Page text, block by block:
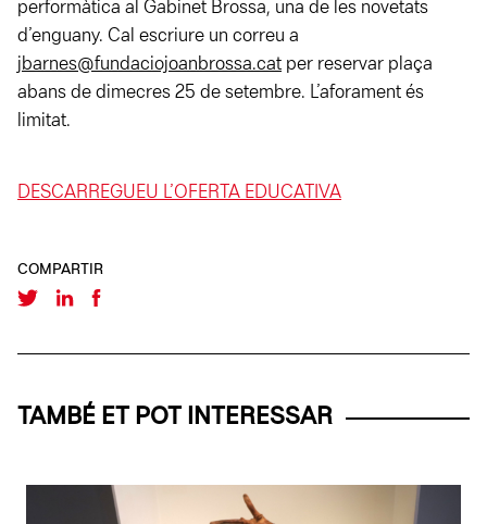
COMPARTIR
performàtica al Gabinet Brossa, una de les novetats
d’enguany. Cal escriure un correu a
jbarnes@fundaciojoanbrossa.cat per reservar plaça
abans de dimecres 25 de setembre. L’aforament és
limitat.
DESCARREGUEU L’OFERTA EDUCATIVA
TAMBÉ ET POT INTERESSAR